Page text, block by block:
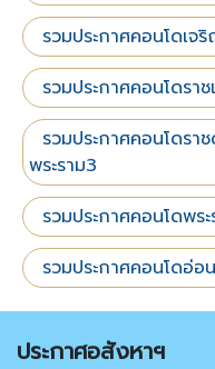
รวมประกาศคอนโดเ
รวมประกาศคอนโดรา
รวมประกาศคอนโดรา
พระราม3
รวมประกาศคอนโดพร
รวมประกาศคอนโดอ่
ประกาศอสังหาฯ